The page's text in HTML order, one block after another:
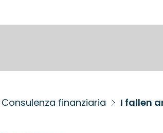
Consulenza finanziaria